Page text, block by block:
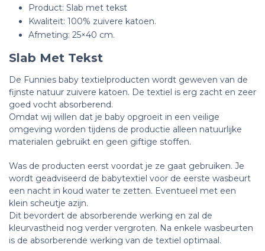
Product: Slab met tekst
Kwaliteit: 100% zuivere katoen.
Afmeting: 25×40 cm.
Slab Met Tekst
De Funnies baby textielproducten wordt geweven van de
fijnste natuur zuivere katoen. De textiel is erg zacht en zeer
goed vocht absorberend.
Omdat wij willen dat je baby opgroeit in een veilige
omgeving worden tijdens de productie alleen natuurlijke
materialen gebruikt en geen giftige stoffen.
Was de producten eerst voordat je ze gaat gebruiken. Je
wordt geadviseerd de babytextiel voor de eerste wasbeurt
een nacht in koud water te zetten. Eventueel met een
klein scheutje azijn.
Dit bevordert de absorberende werking en zal de
kleurvastheid nog verder vergroten. Na enkele wasbeurten
is de absorberende werking van de textiel optimaal.